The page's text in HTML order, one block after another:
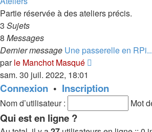
message
Partie réservée à des ateliers précis.
3 Sujets
8 Messages
Dernier message Une passerelle en RPi...
parle Manchot Masqué
dernier
message
sam. 30 juil. 2022, 18:01
Connexion • Inscription
Nom d’utilisateur : Mot
Qui est en ligne ?